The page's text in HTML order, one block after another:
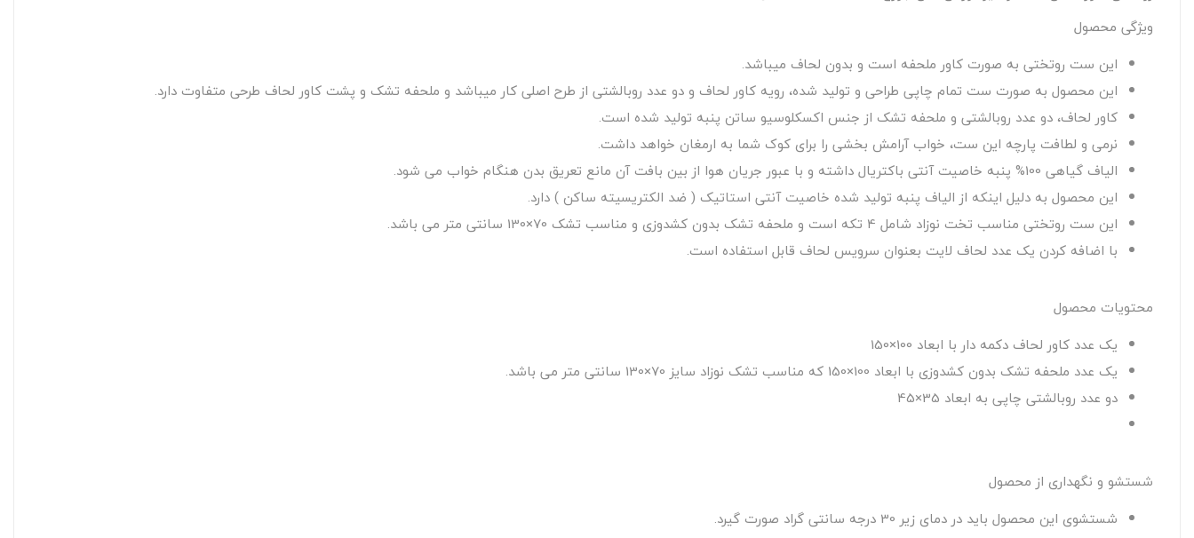
ویژگی محصول
این ست روتختی به صورت کاور ملحفه است و بدون لحاف میباشد.
این محصول به صورت ست تمام چاپی طراحی و تولید شده، رویه کاور لحاف و دو عدد روبالشتی از طرح اصلی کار میباشد و ملحفه تشک و پشت کاور لحاف طرحی متفاوت دارد.
کاور لحاف، دو عدد روبالشتی و ملحفه تشک از جنس اکسکلوسیو ساتن پنبه تولید شده است.
نرمی و لطافت پارچه این ست، خواب آرامش بخشی را برای کوک شما به ارمغان خواهد داشت.
الیاف گیاهی 100% پنبه خاصیت آنتی باکتریال داشته و با عبور جریان هوا از بین بافت آن مانع تعریق بدن هنگام خواب می شود.
این محصول به دلیل اینکه از الیاف پنبه تولید شده خاصیت آنتی استاتیک ( ضد الکتریسیته ساکن ) دارد.
این ست روتختی مناسب تخت نوزاد شامل 4 تکه است و ملحفه تشک بدون کشدوزی و مناسب تشک 70×130 سانتی متر می باشد.
با اضافه کردن یک عدد لحاف لایت بعنوان سرویس لحاف قابل استفاده است.
محتویات محصول
یک عدد کاور لحاف دکمه دار با ابعاد 100×150
یک عدد ملحفه تشک بدون کشدوزی با ابعاد 100×150 که مناسب تشک نوزاد سایز 70×130 سانتی متر می باشد.
دو عدد روبالشتی چاپی به ابعاد 35×45
شستشو و نگهداری از محصول
شستشوی این محصول باید در دمای زیر 30 درجه سانتی گراد صورت گیرد.